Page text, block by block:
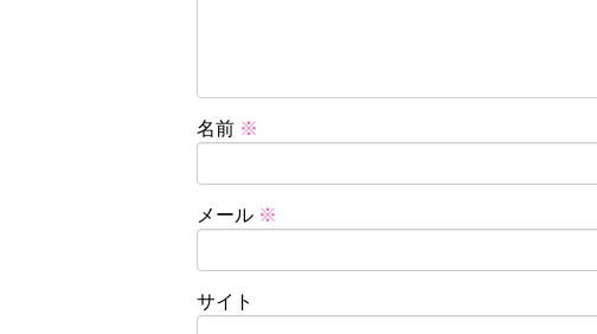
名前 ※
メール ※
サイト